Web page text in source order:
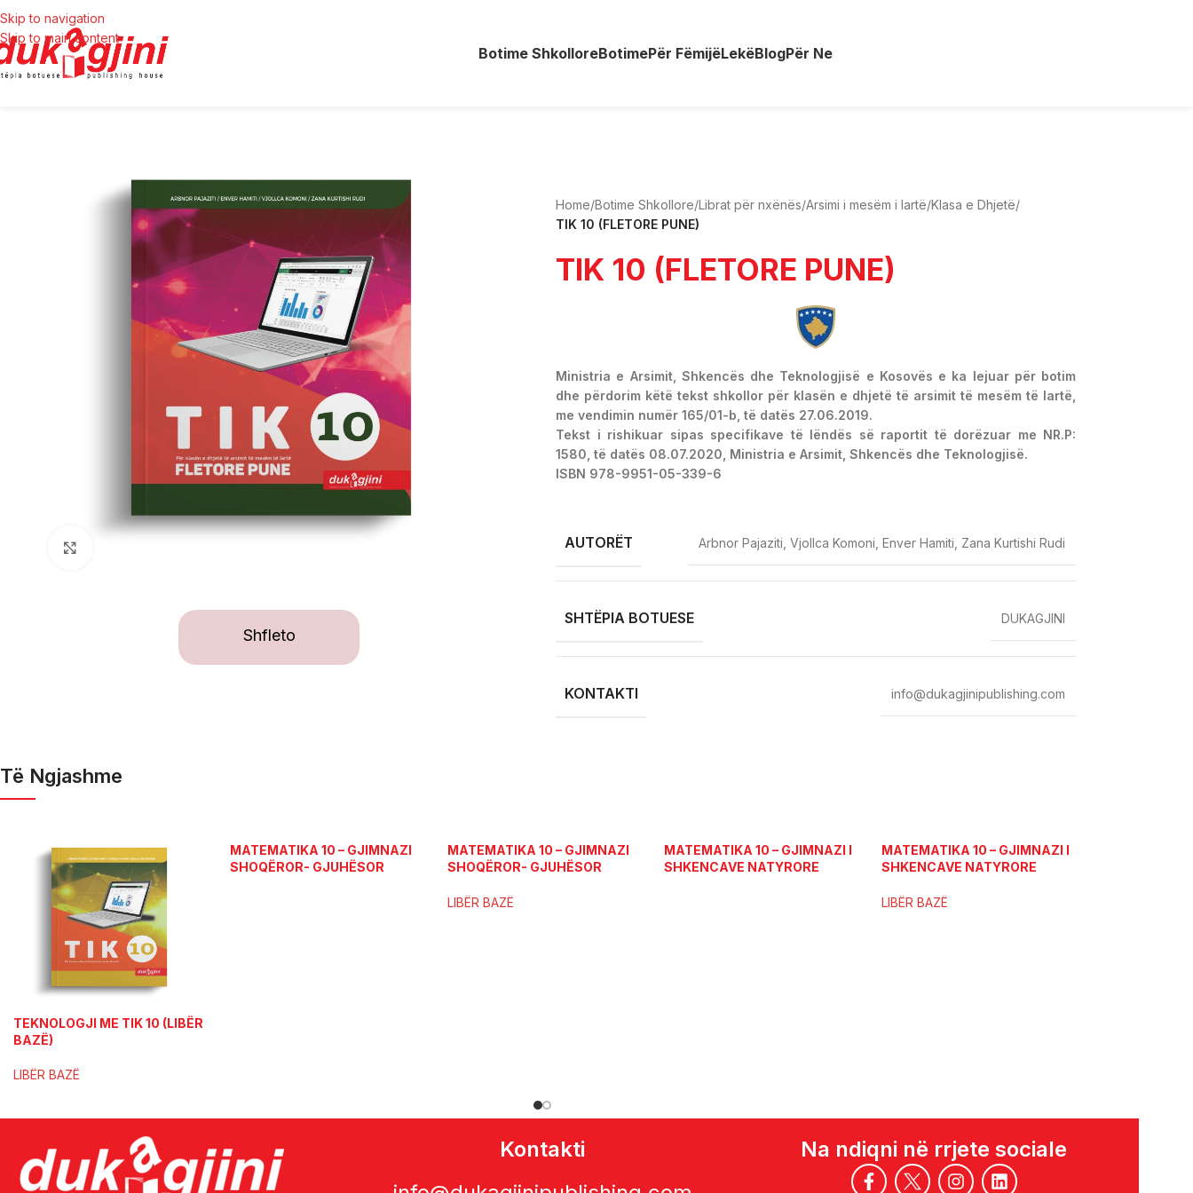
Skip to navigation
Skip to main content
Botime ShkolloreBotimePër FëmijëLekëBlogPër Ne
Shfleto
Home/Botime Shkollore/Librat për nxënës/Arsimi i mesëm i lartë/Klasa e Dhjetë/
TIK 10 (FLETORE PUNE)
TIK 10 (FLETORE PUNE)
Ministria e Arsimit, Shkencës dhe Teknologjisë e Kosovës e ka lejuar për botim
dhe përdorim këtë tekst shkollor për klasën e dhjetë të arsimit të mesëm të lartë,
me vendimin numër 165/01-b, të datës 27.06.2019.
Tekst i rishikuar sipas specifikave të lëndës së raportit të dorëzuar me NR.P:
1580, të datës 08.07.2020, Ministria e Arsimit, Shkencës dhe Teknologjisë.
ISBN 978-9951-05-339-6
AUTORËT Arbnor Pajaziti, Vjollca Komoni, Enver Hamiti, Zana Kurtishi Rudi
SHTËPIA BOTUESE DUKAGJINI
KONTAKTI info@dukagjinipublishing.com
Të Ngjashme
TEKNOLOGJI ME TIK 10 (LIBËR
BAZË)
LIBËR BAZË
MATEMATIKA 10 – GJIMNAZI
SHOQËROR- GJUHËSOR
MATEMATIKA 10 – GJIMNAZI
SHOQËROR- GJUHËSOR
LIBËR BAZË
MATEMATIKA 10 – GJIMNAZI I
SHKENCAVE NATYRORE
MATEMATIKA 10 – GJIMNAZI I
SHKENCAVE NATYRORE
LIBËR BAZË
Kontakti
Na ndiqni në rrjete sociale